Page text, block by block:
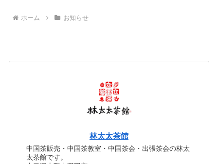
ホーム お知らせ
林太太茶館
中国茶販売・中国茶教室・中国茶会・出張茶会の林太
太茶館です。